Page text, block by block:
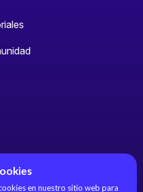
en nuestro sitio web para
de la